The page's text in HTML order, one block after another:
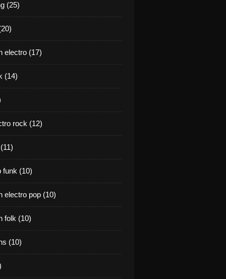
(25)
electro (17)
(14)
rock (12)
funk (10)
electro pop (10)
folk (10)
(10)